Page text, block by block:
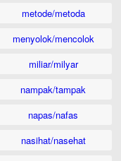
metode/metoda
menyolok/mencolok
miliar/milyar
nampak/tampak
napas/nafas
nasihat/nasehat